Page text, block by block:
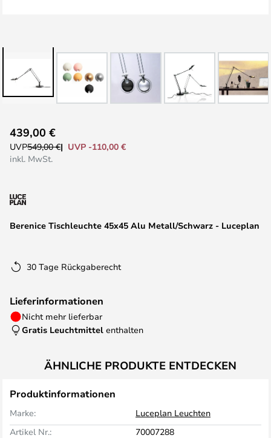
Anfang
der
Berenice Tischleuchte 45x45 Alu Metall/Schwarz - Luceplan
439,00 €
UVP549,00 €
UVP -110,00 €
inkl. MwSt.
30 Tage Rückgaberecht
Lieferinformationen
Nicht mehr lieferbar
Gratis Leuchtmittel enthalten
ÄHNLICHE PRODUKTE ENTDECKEN
Produktinformationen
Marke:
Luceplan Leuchten
Artikel Nr.:
70007288